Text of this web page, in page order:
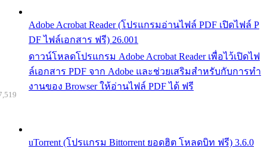
Adobe Acrobat Reader (โปรแกรมอ่านไฟล์ PDF เปิดไฟล์ P
DF ไฟล์เอกสาร ฟรี) 26.001
ดาวน์โหลดโปรแกรม Adobe Acrobat Reader เพื่อไว้เปิดไฟ
ล์เอกสาร PDF จาก Adobe และช่วยเสริมสำหรับกับการทำ
งานของ Browser ให้อ่านไฟล์ PDF ได้ ฟรี
uTorrent (โปรแกรม Bittorrent ยอดฮิต โหลดบิท ฟรี) 3.6.0